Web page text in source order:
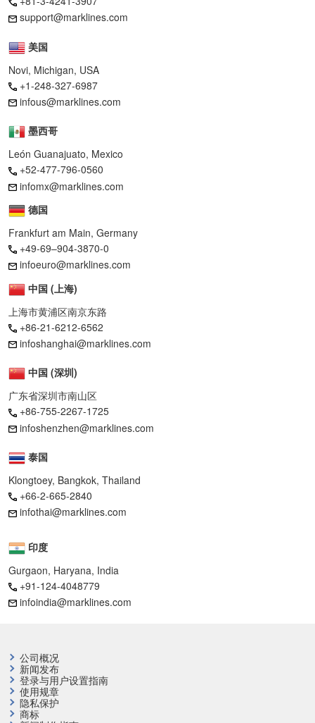
support@marklines.com
美国
Novi, Michigan, USA
+1-248-327-6987
infous@marklines.com
墨西哥
León Guanajuato, Mexico
+52-477-796-0560
infomx@marklines.com
德国
Frankfurt am Main, Germany
+49-69–904-3870-0
infoeuro@marklines.com
中国 (上海)
上海市黄浦区南京东路
+86-21-6212-6562
infoshanghai@marklines.com
中国 (深圳)
广东省深圳市南山区
+86-755-2267-1725
infoshenzhen@marklines.com
泰国
Klongtoey, Bangkok, Thailand
+66-2-665-2840
infothai@marklines.com
印度
Gurgaon, Haryana, India
+91-124-4048779
infoindia@marklines.com
公司概况
新闻发布
登录与用户设置指南
使用规章
隐私保护
商标